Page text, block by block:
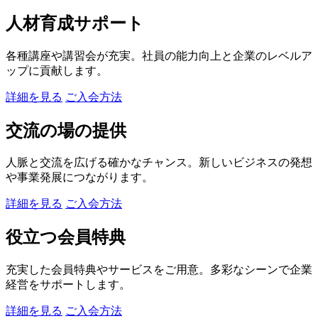
人材育成サポート
各種講座や講習会が充実。社員の能力向上と企業のレベルア
ップに貢献します。
詳細を見る ご入会方法
交流の場の提供
人脈と交流を広げる確かなチャンス。新しいビジネスの発想
や事業発展につながります。
詳細を見る ご入会方法
役立つ会員特典
充実した会員特典やサービスをご用意。多彩なシーンで企業
経営をサポートします。
詳細を見る ご入会方法